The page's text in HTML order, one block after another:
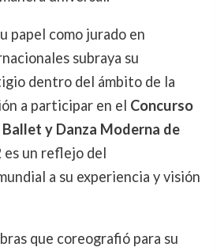
papel como jurado en
subraya su
dentro del ámbito de la
a participar en el Concurso
y Danza Moderna de
es un reflejo del
a su experiencia y visión
que coreografió para su